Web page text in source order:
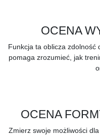
OCENA
Funkcja ta oblicza zdolność
pomaga zrozumieć, jak
OCENA
Zmierz swoje możliwości dla